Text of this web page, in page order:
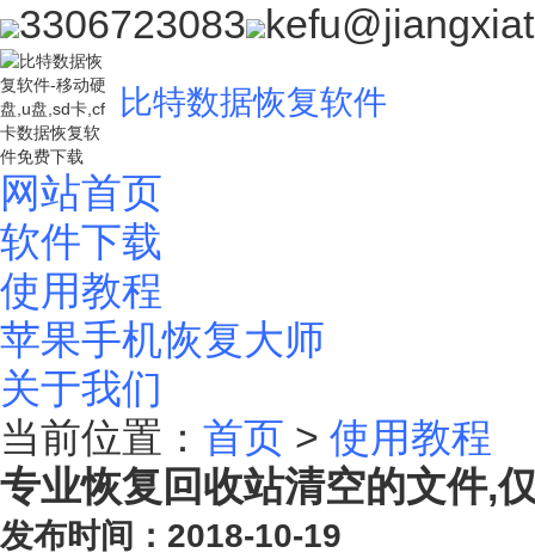
3306723083
比特数据恢复软件
网站首页
软件下载
使用教程
苹果手机恢复大师
关于我们
当前位置： 首页 > 使用教程
专业恢复回收站清空的文件,
发布时间：2018-10-19